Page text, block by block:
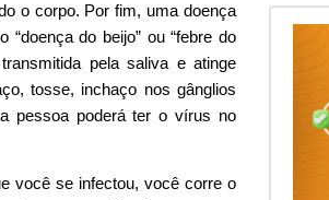
o corpo. Por fim, uma doença
do beijo” ou “febre do
pela saliva e atinge
tosse, inchaço nos gânglios
pessoa poderá ter o vírus no
você se infectou, você corre o